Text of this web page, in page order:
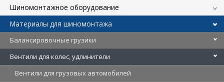
Шиномонтажное оборудование
Материалы для шиномонтажа
Балансировочные грузики
Вентили для колес, удлинители
Вентили для грузовых автомобилей